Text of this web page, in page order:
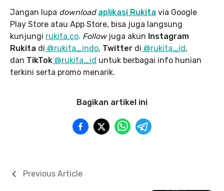
Jangan lupa download aplikasi Rukita via Google
Play Store atau App Store, bisa juga langsung
kunjungi rukita.co. Followjuga akun Instagram
Rukita di @rukita_indo, Twitter di @rukita_id,
dan TikTok @rukita_id untuk berbagai info hunian
terkini serta promo menarik.
Bagikan artikel ini
Previous Article